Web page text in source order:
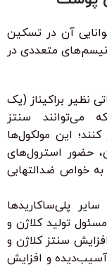
آن در تسکین
متعددی در
نظیر براکیناز (یک
سنتز
این مولکول‌ها
حضور استرول‌های
به خواص ضدالتهابی
پلی‌ساکاریدها
تولید کلاژن و
سنتز کلاژن و
و افزایش